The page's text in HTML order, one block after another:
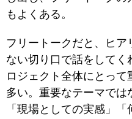
もよくある。
フリートークだと、ヒ
ない切り口で話をして
ロジェクト全体にとっ
多い。重要なテーマでは
「現場としての実感」